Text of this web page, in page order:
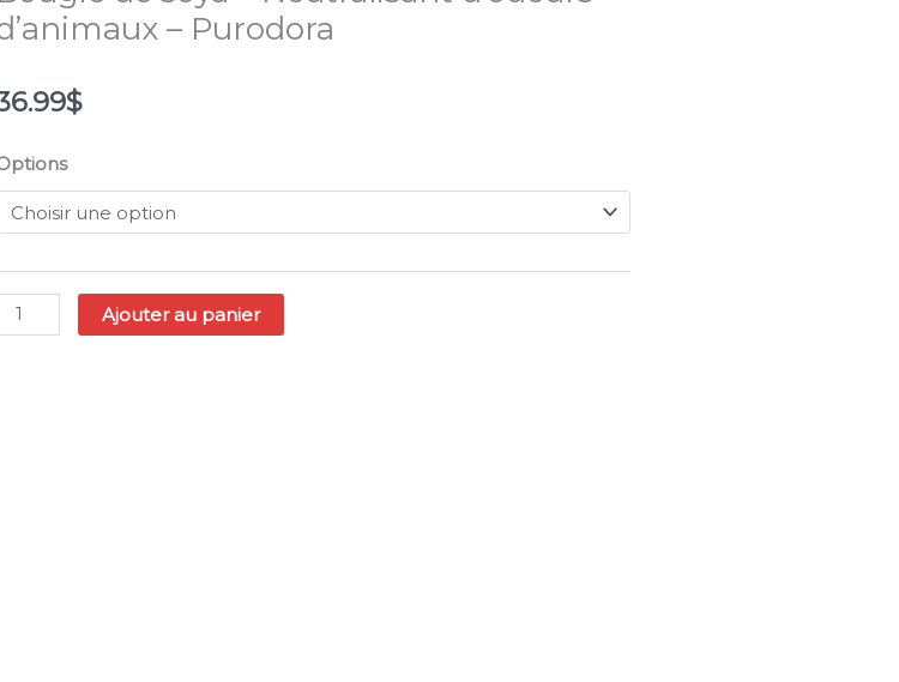
– Purodora
$
Bougie
Ajouter au panier